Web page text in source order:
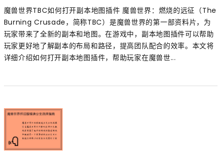
魔兽世界TBC如何打开副本地图插件 魔兽世界：燃烧的远征（The
Burning Crusade，简称TBC）是魔兽世界的第一部资料片，为
玩家带来了全新的副本和地图。在游戏中，副本地图插件可以帮助
玩家更好地了解副本的布局和路径，提高团队配合的效率。本文将
详细介绍如何打开副本地图插件，帮助玩家在魔兽世...